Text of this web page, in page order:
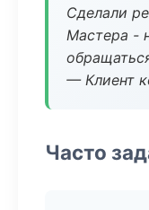
Сделали
Мастера -
— Клиент
Часто